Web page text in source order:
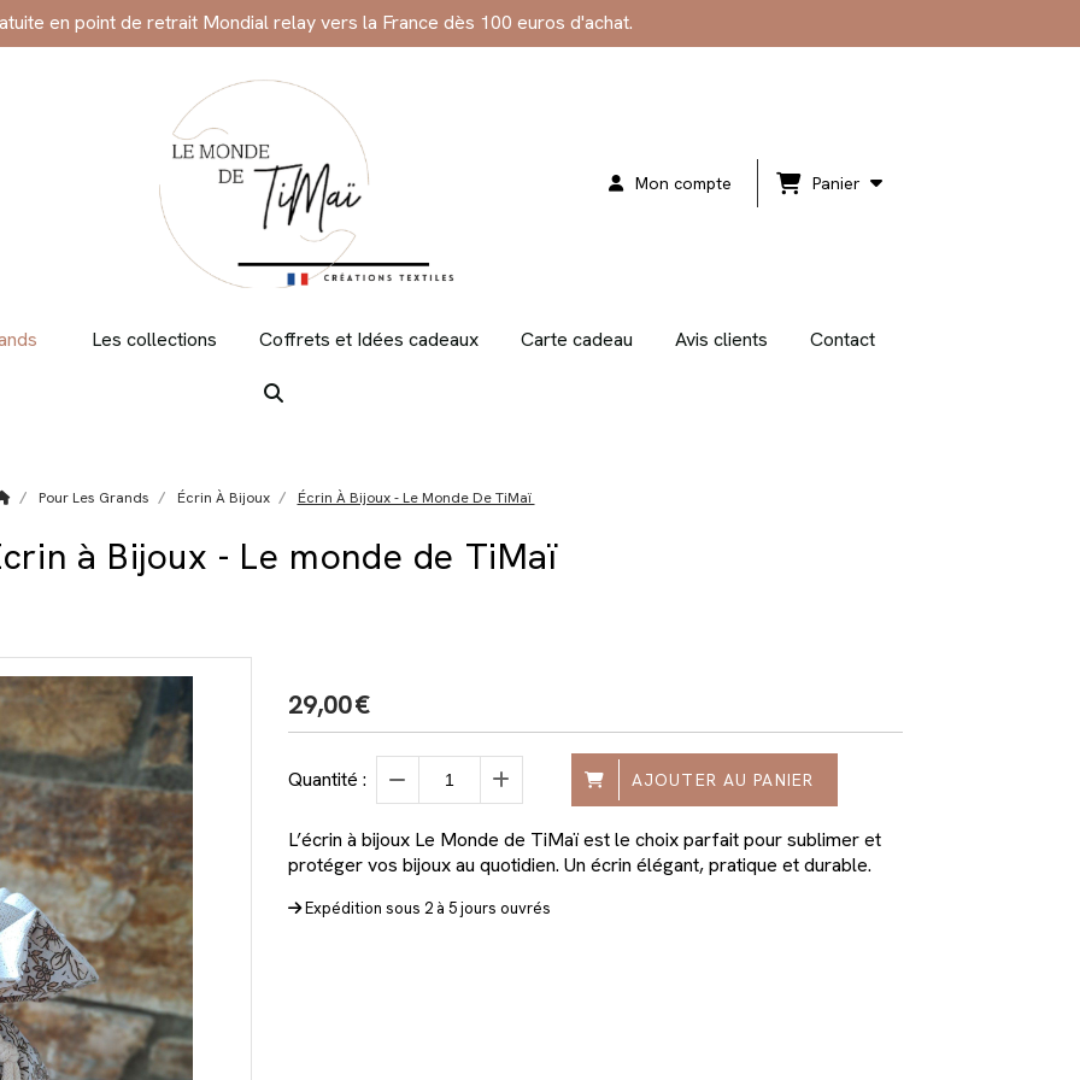
en point de retrait Mondial relay vers la France dès 100 euros d'achat.
Mon compte Panier
Les collections Coffrets et Idées cadeaux Carte cadeau Avis clients Contact
Pour Les Grands Écrin À Bijoux Écrin À Bijoux - Le Monde De TiMaï
à Bijoux - Le monde de TiMaï
29,00€
Quantité : AJOUTER AU PANIER
L’écrin à bijoux Le Monde de TiMaï est le choix parfait pour sublimer et
protéger vos bijoux au quotidien. Un écrin élégant, pratique et durable.
Expédition sous 2 à 5 jours ouvrés